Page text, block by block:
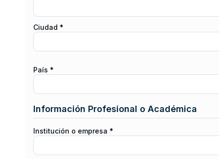
Ciudad *
País *
Información Profesional o Académica
Institución o empresa *